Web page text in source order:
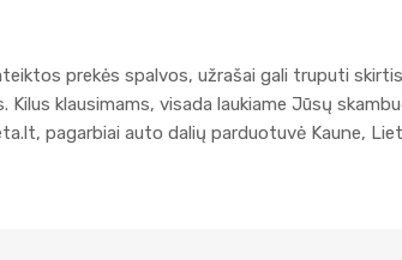
prekės spalvos, užrašai gali truputi
Kilus klausimams, visada laukiame Jūsų
, pagarbiai auto dalių parduotuvė Kaune,